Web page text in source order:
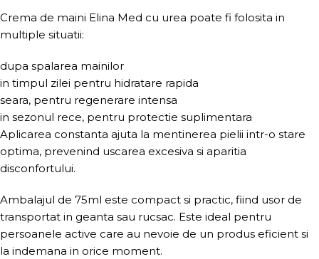
Crema de maini Elina Med cu urea poate fi folosita in
multiple situatii:
dupa spalarea mainilor
in timpul zilei pentru hidratare rapida
seara, pentru regenerare intensa
in sezonul rece, pentru protectie suplimentara
Aplicarea constanta ajuta la mentinerea pielii intr-o stare
optima, prevenind uscarea excesiva si aparitia
disconfortului.
Ambalajul de 75ml este compact si practic, fiind usor de
transportat in geanta sau rucsac. Este ideal pentru
persoanele active care au nevoie de un produs eficient si
la indemana in orice moment.